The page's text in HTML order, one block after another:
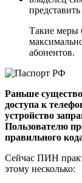
Такие меры
абонентов.
Раньше
доступа к
устройство
Пользователю
правильного
Сейчас ПИН
этому несколько: